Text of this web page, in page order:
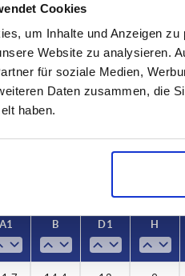
Cookies
um Inhalte und Anzeigen
Website zu analysieren.
für soziale Medien,
Daten zusammen, die
haben.
A
36,2
52,3
70,4
plusieurs fois par jour à intervalles
communiquée à l’étape finale, avant la
A1 B D1 H